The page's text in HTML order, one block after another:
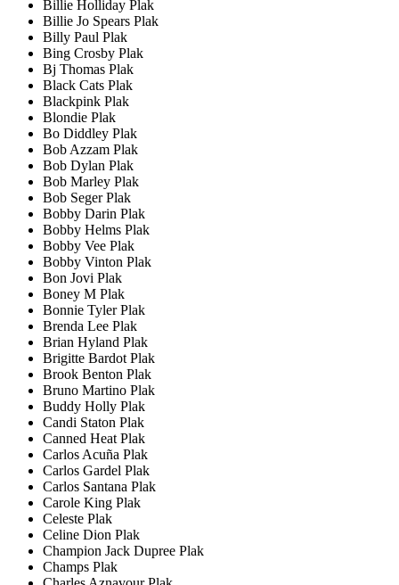
Billie Holliday Plak
Billie Jo Spears Plak
Billy Paul Plak
Bing Crosby Plak
Bj Thomas Plak
Black Cats Plak
Blackpink Plak
Blondie Plak
Bo Diddley Plak
Bob Azzam Plak
Bob Dylan Plak
Bob Marley Plak
Bob Seger Plak
Bobby Darin Plak
Bobby Helms Plak
Bobby Vee Plak
Bobby Vinton Plak
Bon Jovi Plak
Boney M Plak
Bonnie Tyler Plak
Brenda Lee Plak
Brian Hyland Plak
Brigitte Bardot Plak
Brook Benton Plak
Bruno Martino Plak
Buddy Holly Plak
Candi Staton Plak
Canned Heat Plak
Carlos Acuña Plak
Carlos Gardel Plak
Carlos Santana Plak
Carole King Plak
Celeste Plak
Celine Dion Plak
Champion Jack Dupree Plak
Champs Plak